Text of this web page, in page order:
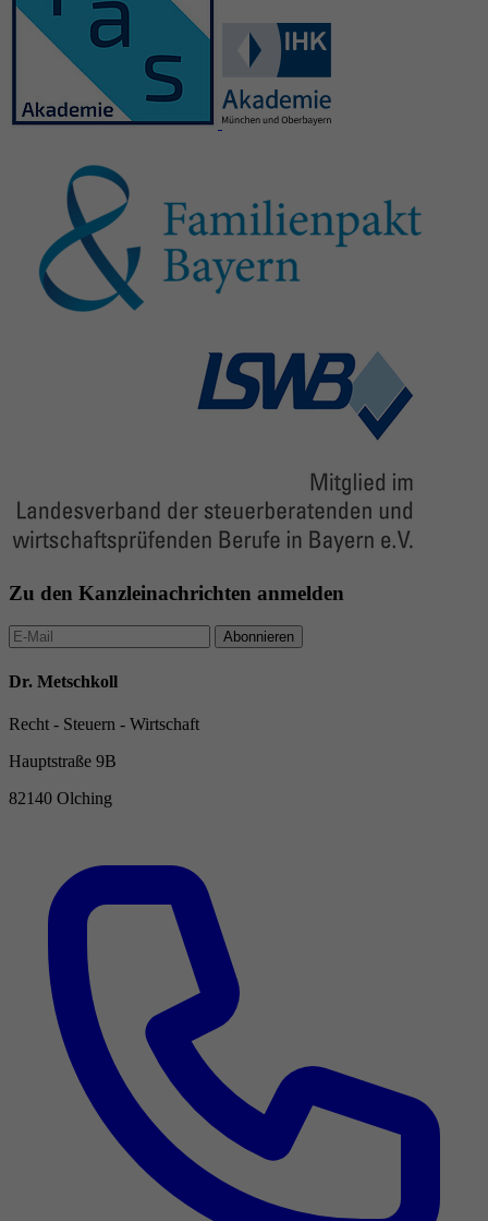
Zu den Kanzleinachrichten anmelden
Abonnieren
Dr. Metschkoll
Recht - Steuern - Wirtschaft
Hauptstraße 9B
82140 Olching